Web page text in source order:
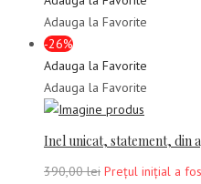
Adauga la Favorite
-26%
Adauga la Favorite
Adauga la Favorite
Inel unicat, statement, din
390,00lei Prețul inițial a